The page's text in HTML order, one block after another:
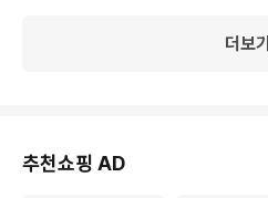
더보기
추천쇼핑 AD